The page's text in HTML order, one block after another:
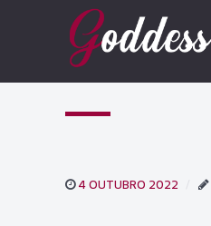
4 OUTUBRO 2022